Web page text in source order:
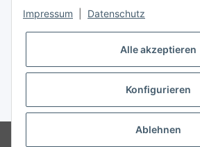
Gesetzliche Informationen
* Alle Preise inkl. gesetzlicher USt., zzgl.Versand
Impressum Datenschutz
Alle akzeptieren
Konfigurieren
Ablehnen